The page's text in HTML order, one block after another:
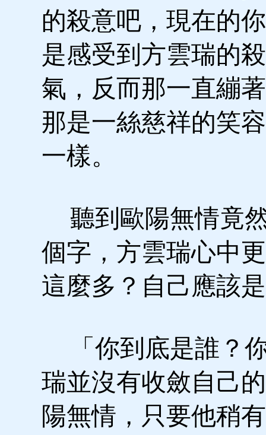
的殺意吧，現在的
是感受到方雲瑞的
氣，反而那一直繃
那是一絲慈祥的笑
一樣。
聽到歐陽無情竟
個字，方雲瑞心中
這麼多？自己應該
「你到底是誰？
瑞並沒有收斂自己
陽無情，只要他稍